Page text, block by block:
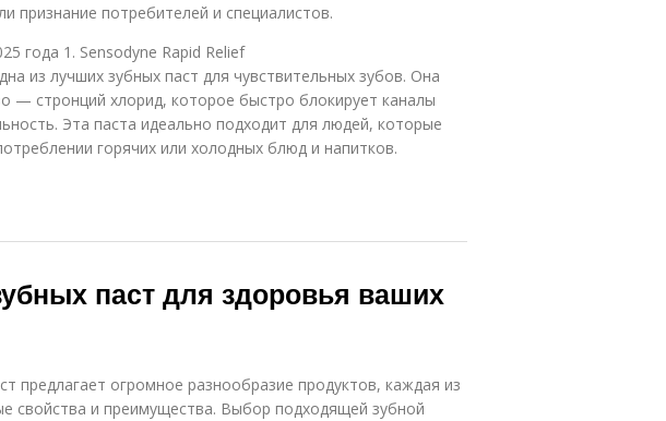
признание потребителей и специалистов.
года 1. Sensodyne Rapid Relief
из лучших зубных паст для чувствительных зубов. Она
— стронций хлорид, которое быстро блокирует каналы
Эта паста идеально подходит для людей, которые
горячих или холодных блюд и напитков.
паст для здоровья ваших
предлагает огромное разнообразие продуктов, каждая из
свойства и преимущества. Выбор подходящей зубной